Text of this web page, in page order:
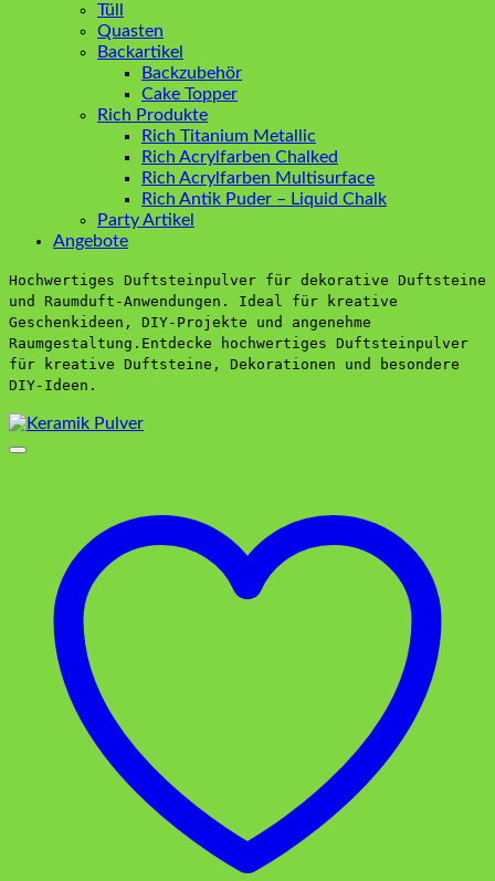
Tüll
Quasten
Backartikel
Backzubehör
Cake Topper
Rich Produkte
Rich Titanium Metallic
Rich Acrylfarben Chalked
Rich Acrylfarben Multisurface
Rich Antik Puder – Liquid Chalk
Party Artikel
Angebote
Hochwertiges Duftsteinpulver für dekorative Duftsteine
und Raumduft-Anwendungen. Ideal für kreative
Geschenkideen, DIY-Projekte und angenehme
Raumgestaltung.Entdecke hochwertiges Duftsteinpulver
für kreative Duftsteine, Dekorationen und besondere
DIY-Ideen.